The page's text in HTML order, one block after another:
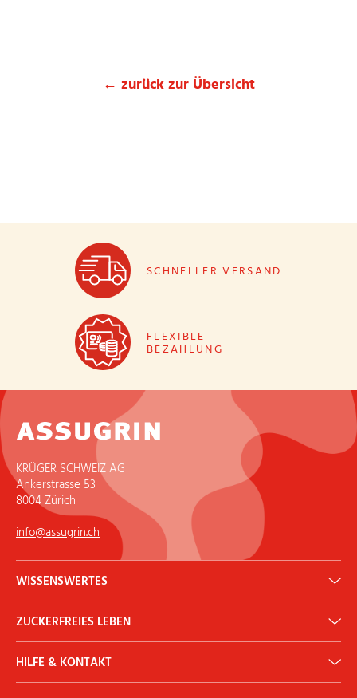
← zurück zur Übersicht
SCHNELLER VERSAND
FLEXIBLE
BEZAHLUNG
KRÜGER SCHWEIZ AG
Ankerstrasse 53
8004 Zürich
info@assugrin.ch
WISSENSWERTES
ADI Rechner
Historie
Newsletter
ZUCKERFREIES LEBEN
Diabetes
Ernährung & Gesundheit
HILFE & KONTAKT